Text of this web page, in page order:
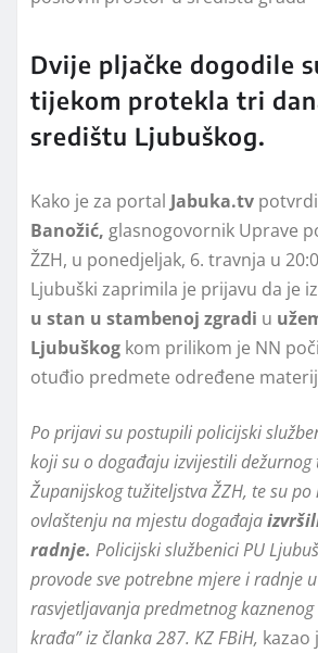
Dvije pljačke dogodile
tijekom protekla tri
središtu Ljubuškog.
Kako je za portal Jabuka.tv
Banožić, glasnogovornik Uprave
ŽZH, u ponedjeljak, 6. travnja u
Ljubuški zaprimila je prijavu da je
u stan u stambenoj zgradi u
Ljubuškog kom prilikom je NN
otuđio predmete određene
Po prijavi su postupili policijski
koji su o događaju izvijestili dežurnog
Županijskog tužiteljstva ŽZH, te su po
ovlaštenju na mjestu događaja
radnje. Policijski službenici PU
provode sve potrebne mjere i radnje
rasvjetljavanja predmetnog kaznenog
krađa” iz članka 287. KZ FBiH, kazao